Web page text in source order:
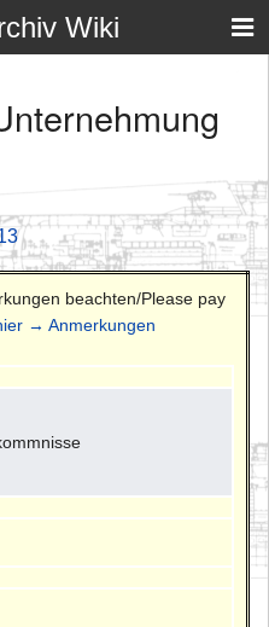
Wiki
beachten/Please pay
→ Anmerkungen